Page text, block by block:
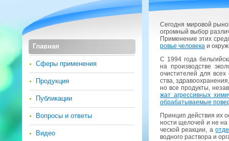
Се­год­ня ми­ро­вой
огром­ный выбор
При­ме­не­ние этих
ро­вье че­ло­ве­ка и
С 1994 года
на про­из­вод­стве
очи­сти­те­лей для
ства,
но все про­дук­ты,
жат агрес­сив­ных
об­ра­ба­ты­ва­е­мые
Прин­цип дей­ствия их
но­сти ще­ло­чей и не на
че­ской ре­ак­ции, а
вод­но­го рас­тво­ра и
Главная
Сферы применения
Продукция
Публикации
Вопросы и ответы
Видео